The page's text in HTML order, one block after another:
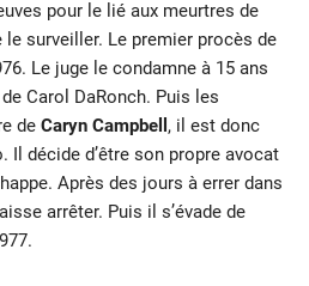
pour le lié aux meurtres de
le surveiller. Le premier procès de
Le juge le condamne à 15 ans
Carol DaRonch. Puis les
de Caryn Campbell , il est donc
Il décide d’être son propre avocat
Après des jours à errer dans
arrêter. Puis il s’évade de